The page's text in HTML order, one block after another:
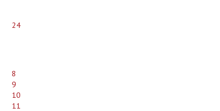
24
8
9
10
11